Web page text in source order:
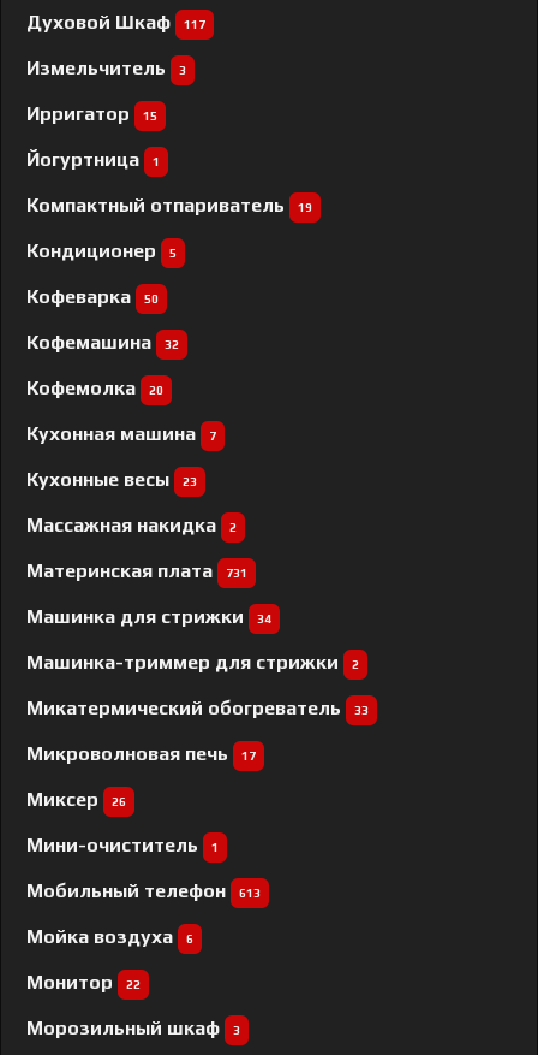
Духовой Шкаф 117
Измельчитель 3
Ирригатор 15
Йогуртница 1
Компактный отпариватель 19
Кондиционер 5
Кофеварка 50
Кофемашина 32
Кофемолка 20
Кухонная машина 7
Кухонные весы 23
Массажная накидка 2
Материнская плата 731
Машинка для стрижки 34
Машинка-триммер для стрижки 2
Микатермический обогреватель 33
Микроволновая печь 17
Миксер 26
Мини-очиститель 1
Мобильный телефон 613
Мойка воздуха 6
Монитор 22
Морозильный шкаф 3